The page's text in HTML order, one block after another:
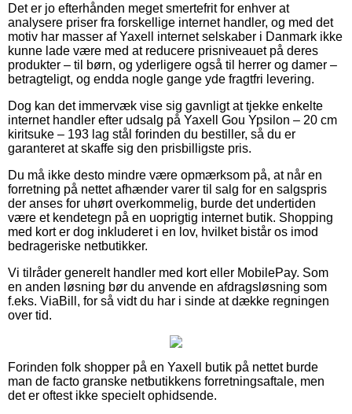
Det er jo efterhånden meget smertefrit for enhver at
analysere priser fra forskellige internet handler, og med det
motiv har masser af Yaxell internet selskaber i Danmark ikke
kunne lade være med at reducere prisniveauet på deres
produkter – til børn, og yderligere også til herrer og damer –
betragteligt, og endda nogle gange yde fragtfri levering.
Dog kan det immervæk vise sig gavnligt at tjekke enkelte
internet handler efter udsalg på Yaxell Gou Ypsilon – 20 cm
kiritsuke – 193 lag stål forinden du bestiller, så du er
garanteret at skaffe sig den prisbilligste pris.
Du må ikke desto mindre være opmærksom på, at når en
forretning på nettet afhænder varer til salg for en salgspris
der anses for uhørt overkommelig, burde det undertiden
være et kendetegn på en uoprigtig internet butik. Shopping
med kort er dog inkluderet i en lov, hvilket bistår os imod
bedrageriske netbutikker.
Vi tilråder generelt handler med kort eller MobilePay. Som
en anden løsning bør du anvende en afdragsløsning som
f.eks. ViaBill, for så vidt du har i sinde at dække regningen
over tid.
Forinden folk shopper på en Yaxell butik på nettet burde
man de facto granske netbutikkens forretningsaftale, men
det er oftest ikke specielt ophidsende.